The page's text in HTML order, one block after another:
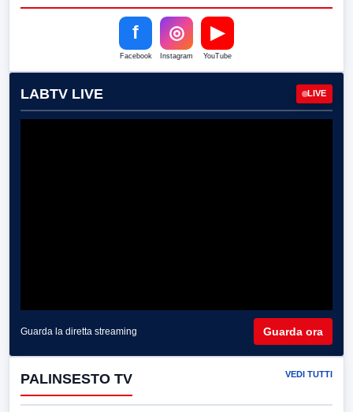
f
Facebook
◎
Instagram
▶
YouTube
LABTV LIVE LIVE
Guarda la diretta streaming Guarda ora
PALINSESTO TV VEDI TUTTI